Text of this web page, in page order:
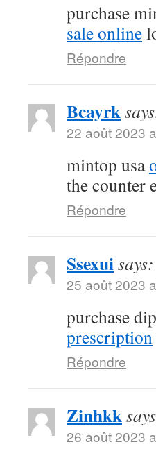
purchase
sale online
Répondre
Bcayrk
22 août 2023
mintop usa
the counter
Répondre
Ssexuisays:
25 août 2023
purchase
prescription
Répondre
Zinhkk
26 août 2023